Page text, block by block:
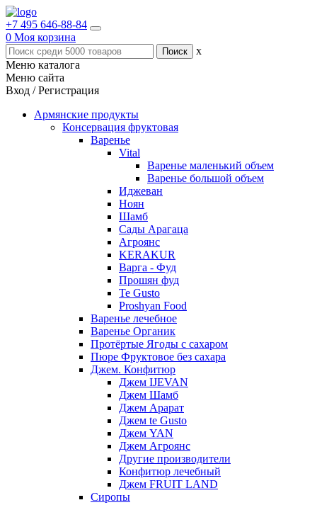
+7 495 646-88-84
0 Моя корзина
x
Меню каталога
Меню сайта
Вход / Регистрация
Армянские продукты
Консервация фруктовая
Варенье
Vital
Варенье маленький объем
Варенье большой объем
Иджеван
Ноян
Шамб
Сады Арагаца
Агроянс
KERAKUR
Варга - Фуд
Прошян фуд
Te Gusto
Proshyan Food
Варенье лечебное
Варенье Органик
Протёртые Ягоды с сахаром
Пюре Фруктовое без сахара
Джем. Конфитюр
Джем IJEVAN
Джем Шамб
Джем Арарат
Джем te Gusto
Джем YAN
Джем Агроянс
Другие производители
Конфитюр лечебный
Джем FRUIT LAND
Сиропы